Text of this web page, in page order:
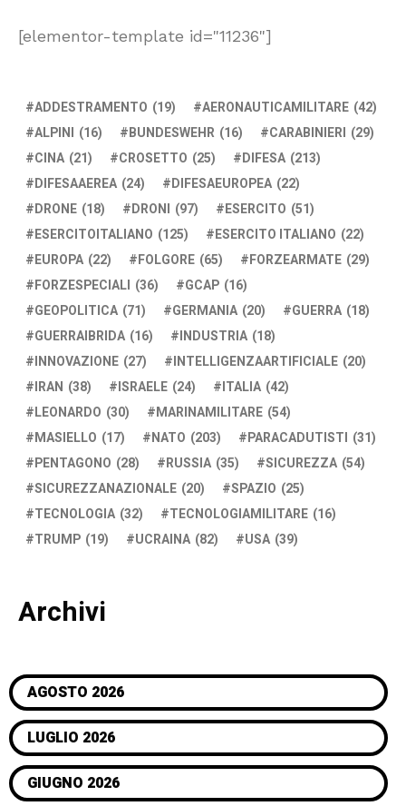
[elementor-template id="11236"]
ADDESTRAMENTO (19) AERONAUTICAMILITARE (42)
ALPINI (16) BUNDESWEHR (16) CARABINIERI (29)
CINA (21) CROSETTO (25) DIFESA (213)
DIFESAAEREA (24) DIFESAEUROPEA (22)
DRONE (18) DRONI (97) ESERCITO (51)
ESERCITOITALIANO (125) ESERCITO ITALIANO (22)
EUROPA (22) FOLGORE (65) FORZEARMATE (29)
FORZESPECIALI (36) GCAP (16)
GEOPOLITICA (71) GERMANIA (20) GUERRA (18)
GUERRAIBRIDA (16) INDUSTRIA (18)
INNOVAZIONE (27) INTELLIGENZAARTIFICIALE (20)
IRAN (38) ISRAELE (24) ITALIA (42)
LEONARDO (30) MARINAMILITARE (54)
MASIELLO (17) NATO (203) PARACADUTISTI (31)
PENTAGONO (28) RUSSIA (35) SICUREZZA (54)
SICUREZZANAZIONALE (20) SPAZIO (25)
TECNOLOGIA (32) TECNOLOGIAMILITARE (16)
TRUMP (19) UCRAINA (82) USA (39)
Archivi
AGOSTO 2026
LUGLIO 2026
GIUGNO 2026